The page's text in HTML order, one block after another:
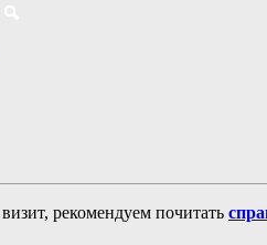
рекомендуем почитать